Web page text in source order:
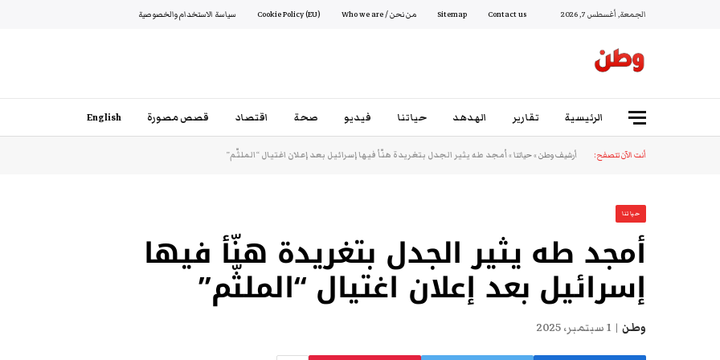
الجمعة, أغسطس 7, 2026 Contact us
Sitemap من نحن / Who we are Cookie Policy (EU) سياسة الاستخدام والخصوصية
الرئيسية تقارير الهدهد حياتنا فيديو صحة اقتصاد قصص مصورة English
أنت الآن تتصفح: أرشيف وطن»حياتنا»أمجد طه يثير الجدل بتغريدة هنّأ فيها إسرائيل بعد إعلان اغتيال “الملثّم”
حياتنا
أمجد طه يثير الجدل بتغريدة هنّأ فيها
إسرائيل بعد إعلان اغتيال “الملثّم”
وطن 1 سبتمبر، 2025